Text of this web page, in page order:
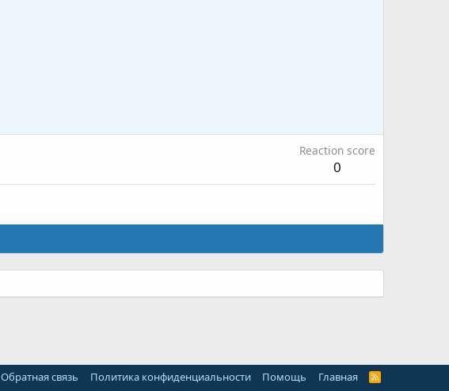
Reaction score
0
Обратная связь Политика конфиденциальности Помощь Главная
R